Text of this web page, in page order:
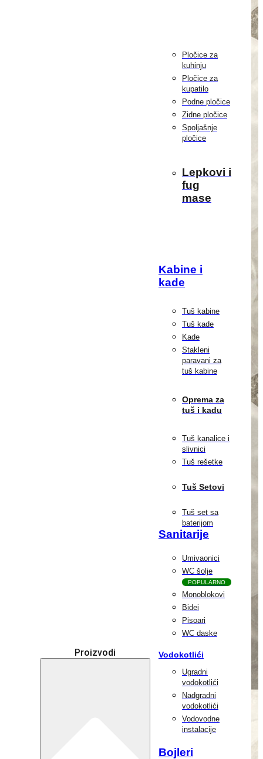
Proizvodi
Pločice za
kuhinju
Pločice za
kupatilo
Podne pločice
Zidne pločice
Spoljašnje
pločice
Lepkovi i
fug
mase
Kabine i
kade
Tuš kabine
Tuš kade
Kade
Stakleni
paravani za
tuš kabine
Oprema za
tuš i kadu
Tuš kanalice i
slivnici
Tuš rešetke
Tuš Setovi
Tuš set sa
baterijom
Sanitarije
Umivaonici
WC šolje
POPULARNO
Monoblokovi
Bidei
Pisoari
WC daske
Vodokotlići
Ugradni
vodokotlići
Nadgradni
vodokotlići
Vodovodne
instalacije
Bojleri